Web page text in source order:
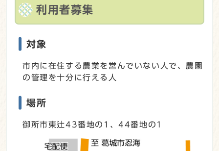
利用者募集
対象
市内に在住する農業を営んでいない人で、農園
の管理を十分に行える人
場所
御所市東辻43番地の1、44番地の1